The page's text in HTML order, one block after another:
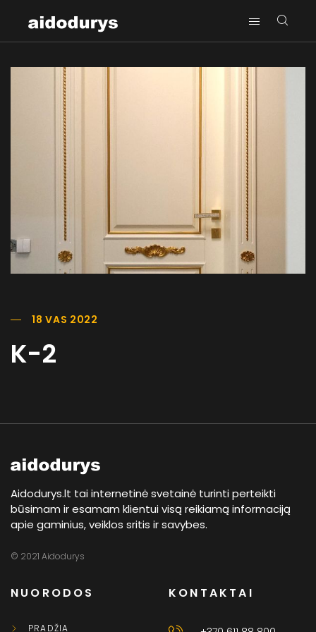
18 VAS 2022
K-2
Aidodurys.lt tai internetinė svetainė turinti perteikti
būsimam ir esamam klientui visą reikiamą informaciją
apie gaminius, veiklos sritis ir savybes.
© 2021 Aidodurys
NUORODOS
PRADŽIA
KONTAKTAI